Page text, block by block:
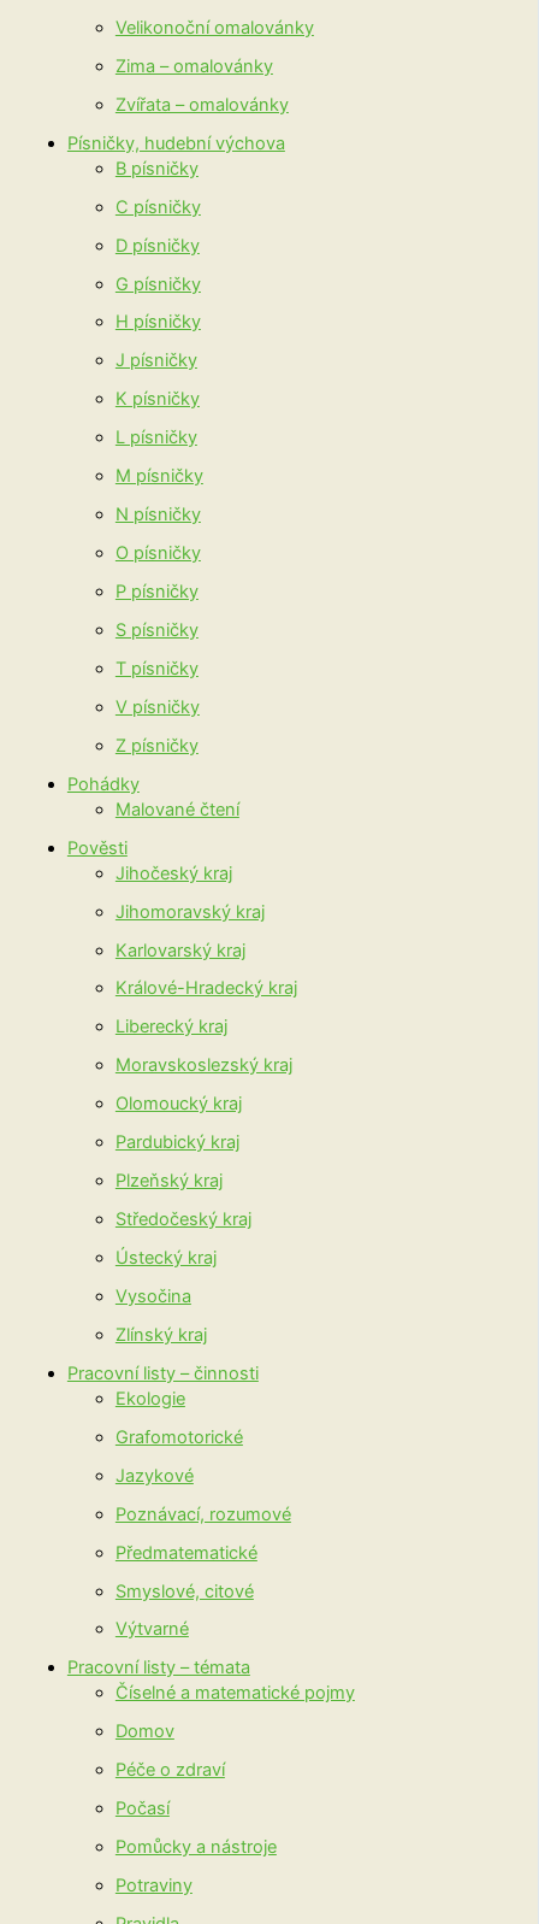
Velikonoční omalovánky
Zima – omalovánky
Zvířata – omalovánky
Písničky, hudební výchova
B písničky
C písničky
D písničky
G písničky
H písničky
J písničky
K písničky
L písničky
M písničky
N písničky
O písničky
P písničky
S písničky
T písničky
V písničky
Z písničky
Pohádky
Malované čtení
Pověsti
Jihočeský kraj
Jihomoravský kraj
Karlovarský kraj
Králové-Hradecký kraj
Liberecký kraj
Moravskoslezský kraj
Olomoucký kraj
Pardubický kraj
Plzeňský kraj
Středočeský kraj
Ústecký kraj
Vysočina
Zlínský kraj
Pracovní listy – činnosti
Ekologie
Grafomotorické
Jazykové
Poznávací, rozumové
Předmatematické
Smyslové, citové
Výtvarné
Pracovní listy – témata
Číselné a matematické pojmy
Domov
Péče o zdraví
Počasí
Pomůcky a nástroje
Potraviny